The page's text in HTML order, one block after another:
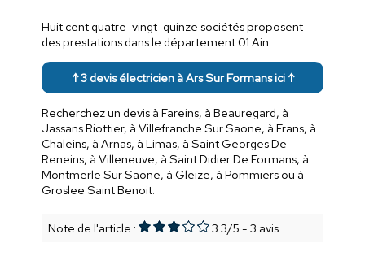
Huit cent quatre-vingt-quinze sociétés proposent
des prestations dans le département 01 Ain.
↑ 3 devis électricien à Ars Sur Formans ici ↑
Recherchez un devis à Fareins, à Beauregard, à
Jassans Riottier, à Villefranche Sur Saone, à Frans, à
Chaleins, à Arnas, à Limas, à Saint Georges De
Reneins, à Villeneuve, à Saint Didier De Formans, à
Montmerle Sur Saone, à Gleize, à Pommiers ou à
Groslee Saint Benoit.
Note de l'article : 3.3/5 - 3 avis